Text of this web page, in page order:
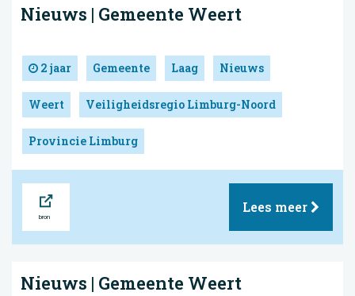
Nieuws | Gemeente Weert
2 jaar Gemeente Laag Nieuws
Weert Veiligheidsregio Limburg-Noord
Provincie Limburg
Lees meer
Nieuws | Gemeente Weert